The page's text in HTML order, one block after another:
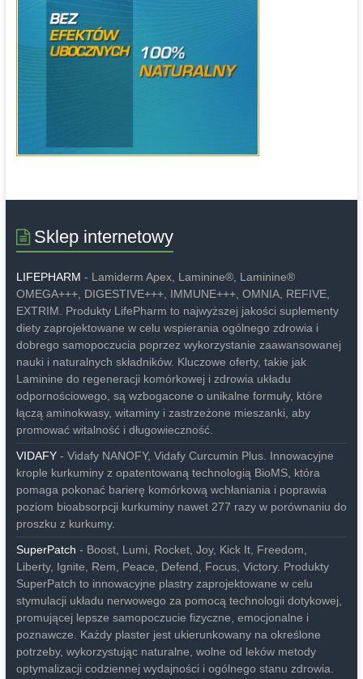
Sklep internetowy
LIFEPHARM - Lamiderm Apex, Laminine®, Laminine®
OMEGA+++, DIGESTIVE+++, IMMUNE+++, OMNIA, REFIVE,
EXTRIM. Produkty LifePharm to najwyższej jakości suplementy
diety zaprojektowane w celu wspierania ogólnego zdrowia i
dobrego samopoczucia poprzez wykorzystanie zaawansowanej
nauki i naturalnych składników. Kluczowe oferty, takie jak
Laminine do regeneracji komórkowej i zdrowia układu
odpornościowego, są wzbogacone o unikalne formuły, które
łączą aminokwasy, witaminy i zastrzeżone mieszanki, aby
promować witalność i długowieczność.
VIDAFY- Vidafy NANOFY, Vidafy Curcumin Plus. Innowacyjne
krople kurkuminy z opatentowaną technologią BioMS, która
pomaga pokonać barierę komórkową wchłaniania i poprawia
poziom bioabsorpcji kurkuminy nawet 277 razy w porównaniu do
proszku z kurkumy.
SuperPatch - Boost, Lumi, Rocket, Joy, Kick It, Freedom,
Liberty, Ignite, Rem, Peace, Defend, Focus, Victory. Produkty
SuperPatch to innowacyjne plastry zaprojektowane w celu
stymulacji układu nerwowego za pomocą technologii dotykowej,
promującej lepsze samopoczucie fizyczne, emocjonalne i
poznawcze. Każdy plaster jest ukierunkowany na określone
potrzeby, wykorzystując naturalne, wolne od leków metody
optymalizacji codziennej wydajności i ogólnego stanu zdrowia.